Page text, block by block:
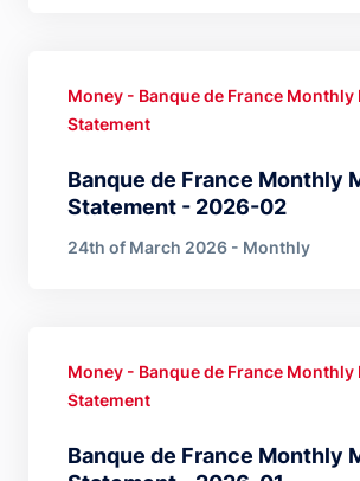
Banque de France Monthly
Statement - 2026-02
Money - Banque de France
Statement
24th of March 2026 - Monthly
Banque de France Monthly
Money - Banque de France
Statement